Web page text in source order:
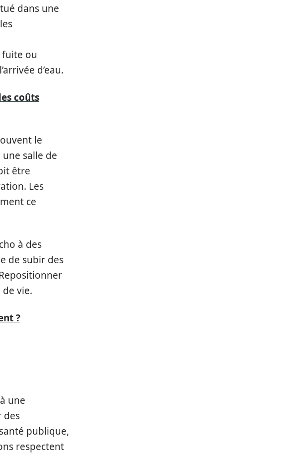
dans une
fuite ou
d’eau.
coûts
le
salle de
être
Les
ce
à des
de subir des
vie.
?
une
des
publique,
respectent